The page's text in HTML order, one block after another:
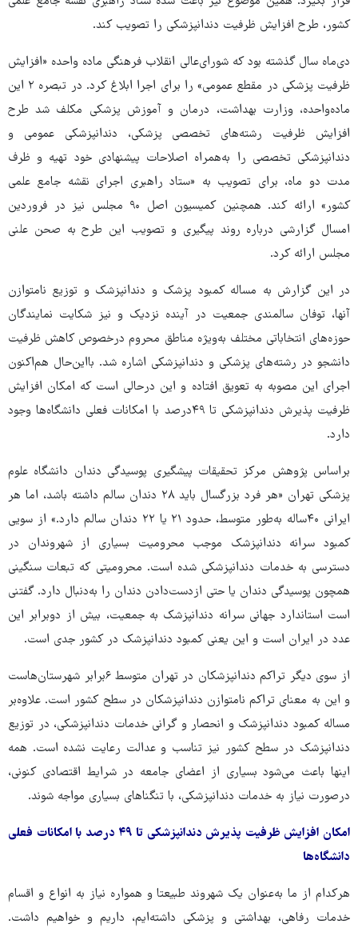
کشور، طرح افزایش ظرفیت دندانپزشکی را تصویب کند.
دی‌ماه سال گذشته بود که شورای‌عالی انقلاب فرهنگی ماده واحده «افزایش
ظرفیت پزشکی در مقطع عمومی» را برای اجرا ابلاغ کرد. در تبصره ۲ این
ماده‌واحده، وزارت بهداشت، درمان و آموزش پزشکی مکلف‌ شد طرح
افزایش ظرفیت رشته‌های تخصصی پزشکی، دندانپزشکی عمومی و
دندانپزشکی تخصصی را به‌همراه اصلاحات پیشنهادی خود تهیه و ظرف
مدت دو ‌ماه، برای تصویب به «ستاد راهبری اجرای نقشه جامع علمی
کشور» ارائه ‌کند. همچنین کمیسیون اصل ۹۰ مجلس نیز در فروردین
امسال گزارشی درباره روند پیگیری و تصویب این طرح به صحن علنی
مجلس ارائه کرد.
در این گزارش به مساله کمبود پزشک و دندانپزشک و توزیع نامتوازن
آنها، توفان سالمندی جمعیت در آینده نزدیک و نیز شکایت نمایندگان
حوزه‌های انتخاباتی مختلف به‌ویژه مناطق محروم درخصوص کاهش ظرفیت
دانشجو در رشته‌های پزشکی و دندانپزشکی اشاره شد. بااین‌حال هم‌اکنون
اجرای این مصوبه به تعویق افتاده و این درحالی است که امکان افزایش
ظرفیت پذیرش دندانپزشکی تا ۴۹درصد با امکانات فعلی دانشگاه‌ها وجود
دارد.
براساس پژوهش مرکز تحقیقات پیشگیری پوسیدگی دندان دانشگاه علوم
پزشکی تهران «هر فرد بزرگسال باید ۲۸ دندان سالم داشته باشد، اما هر
ایرانی ۴۰ساله به‌طور متوسط، حدود ۲۱ یا ۲۲ دندان سالم دارد.» از سویی
کمبود سرانه دندانپزشک موجب محرومیت بسیاری از شهروندان در
دسترسی به خدمات دندانپزشکی شده است. محرومیتی که تبعات سنگینی
همچون پوسیدگی دندان یا حتی ازدست‌دادن دندان را به‌دنبال دارد. گفتنی
است استاندارد جهانی سرانه دندانپزشک به جمعیت، بیش از دوبرابر این
عدد در ایران است و این یعنی کمبود دندانپزشک در کشور جدی است.
از سوی دیگر تراکم دندانپزشکان در تهران متوسط ۶برابر شهرستان‌هاست
و این به معنای تراکم نامتوازن دندانپزشکان در سطح کشور است. علاوه‌بر
مساله کمبود دندانپزشک و انحصار و گرانی خدمات دندانپزشکی، در توزیع
دندانپزشک در سطح کشور نیز تناسب و عدالت رعایت نشده است. همه
اینها باعث می‌شود بسیاری از اعضای جامعه در شرایط اقتصادی کنونی،
درصورت نیاز به خدمات دندانپزشکی، با تنگناهای بسیاری مواجه شوند.
امکان افزایش ظرفیت پذیرش دندانپزشکی تا ۴۹ درصد با امکانات فعلی
دانشگاه‌ها
هرکدام از ما به‌عنوان یک شهروند طبیعتا و همواره نیاز به انواع و اقسام
خدمات رفاهی، بهداشتی و پزشکی داشته‌ایم، داریم و خواهیم داشت.